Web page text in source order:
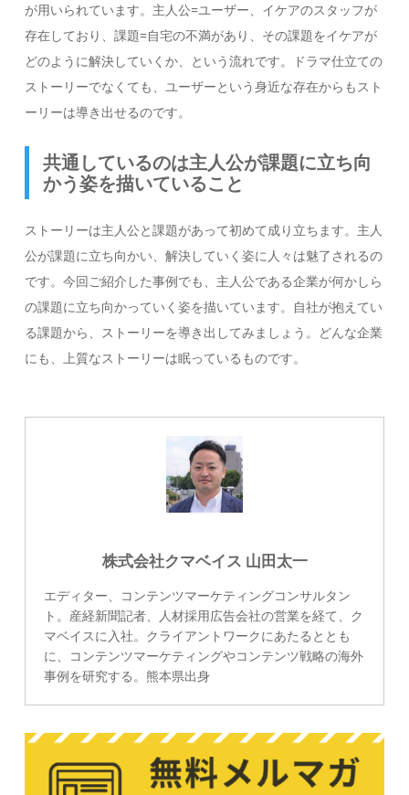
が用いられています。主人公=ユーザー、イケアのスタッフが
存在しており、課題=自宅の不満があり、その課題をイケアが
どのように解決していくか、という流れです。ドラマ仕立ての
ストーリーでなくても、ユーザーという身近な存在からもスト
ーリーは導き出せるのです。
共通しているのは主人公が課題に立ち向
かう姿を描いていること
ストーリーは主人公と課題があって初めて成り立ちます。主人
公が課題に立ち向かい、解決していく姿に人々は魅了されるの
です。今回ご紹介した事例でも、主人公である企業が何かしら
の課題に立ち向かっていく姿を描いています。自社が抱えてい
る課題から、ストーリーを導き出してみましょう。どんな企業
にも、上質なストーリーは眠っているものです。
株式会社クマベイス 山田太一
エディター、コンテンツマーケティングコンサルタン
ト。産経新聞記者、人材採用広告会社の営業を経て、ク
マベイスに入社。クライアントワークにあたるととも
に、コンテンツマーケティングやコンテンツ戦略の海外
事例を研究する。熊本県出身